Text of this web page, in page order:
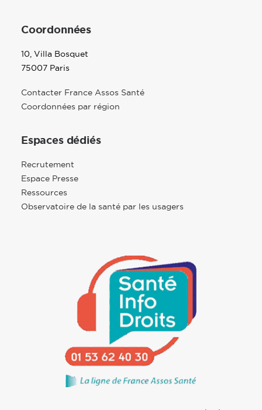
Coordonnées
10, Villa Bosquet
75007 Paris
Contacter France Assos Santé
Coordonnées par région
Espaces dédiés
Recrutement
Espace Presse
Ressources
Observatoire de la santé par les usagers